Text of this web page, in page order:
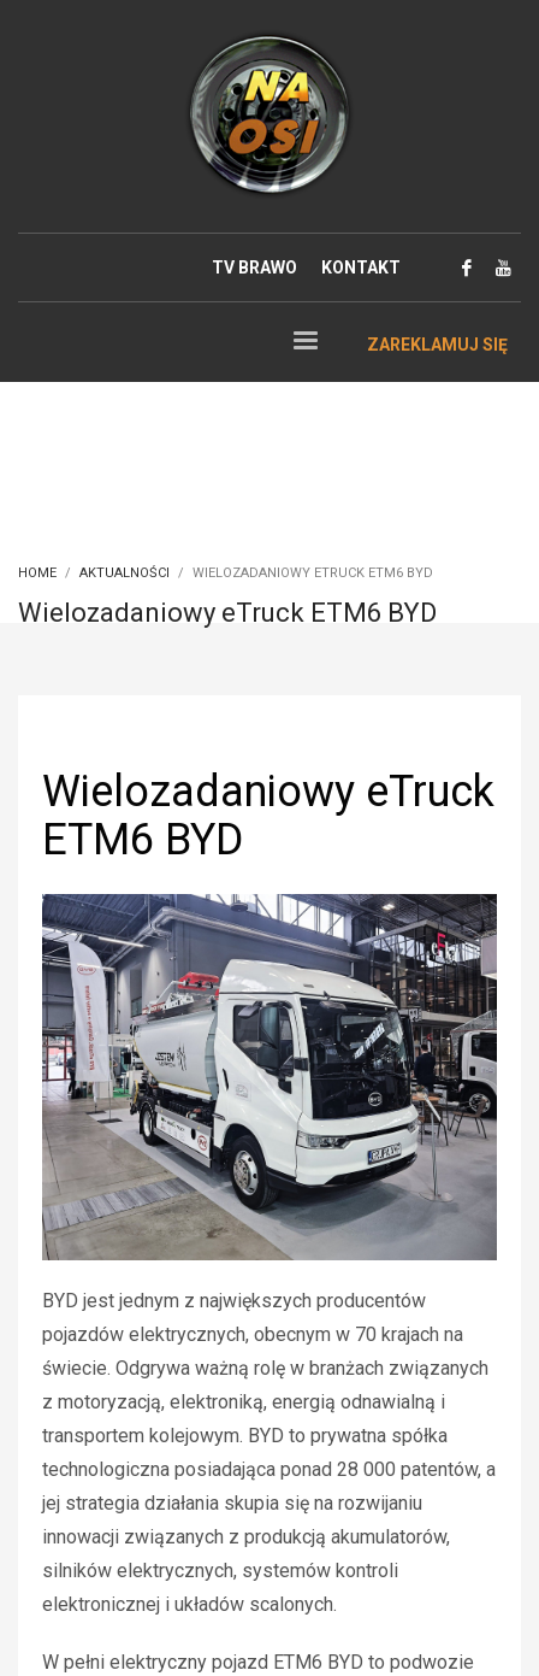
TV BRAWO KONTAKT
ZAREKLAMUJ SIĘ
HOME AKTUALNOŚCI WIELOZADANIOWY ETRUCK ETM6 BYD
Wielozadaniowy eTruck ETM6 BYD
Wielozadaniowy eTruck
ETM6 BYD
BYD jest jednym z największych producentów
pojazdów elektrycznych, obecnym w 70 krajach na
świecie. Odgrywa ważną rolę w branżach związanych
z motoryzacją, elektroniką, energią odnawialną i
transportem kolejowym. BYD to prywatna spółka
technologiczna posiadająca ponad 28 000 patentów, a
jej strategia działania skupia się na rozwijaniu
innowacji związanych z produkcją akumulatorów,
silników elektrycznych, systemów kontroli
elektronicznej i układów scalonych.
W pełni elektryczny pojazd ETM6 BYD to podwozie